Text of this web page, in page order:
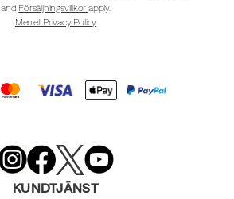
and Försäljningsvillkorapply.
Merrell Privacy Policy
Footwear
on
Merrell
Footwear
on
Merrell
Footwear
on
X
Footwear
KUNDTJÄNST